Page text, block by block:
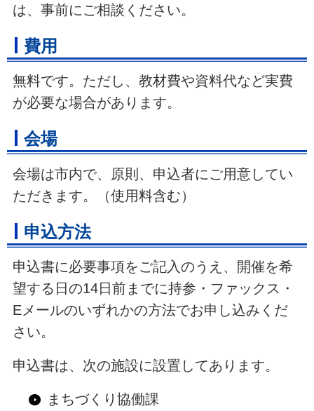
は、事前にご相談ください。
費用
無料です。ただし、教材費や資料代など実費
が必要な場合があります。
会場
会場は市内で、原則、申込者にご用意してい
ただきます。（使用料含む）
申込方法
申込書に必要事項をご記入のうえ、開催を希
望する日の14日前までに持参・ファックス・
Eメールのいずれかの方法でお申し込みくだ
さい。
申込書は、次の施設に設置してあります。
まちづくり協働課